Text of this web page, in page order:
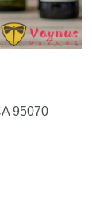
95070